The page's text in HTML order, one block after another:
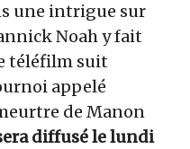
une intrigue sur
Noah y fait
téléfilm suit
appelé
de Manon
diffusé le lundi